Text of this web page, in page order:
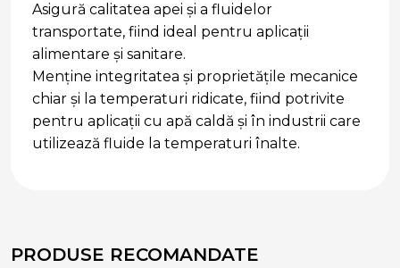
Asigură calitatea apei și a fluidelor
transportate, fiind ideal pentru aplicații
alimentare și sanitare.
Menține integritatea și proprietățile mecanice
chiar și la temperaturi ridicate, fiind potrivite
pentru aplicații cu apă caldă și în industrii care
utilizează fluide la temperaturi înalte.
PRODUSE RECOMANDATE